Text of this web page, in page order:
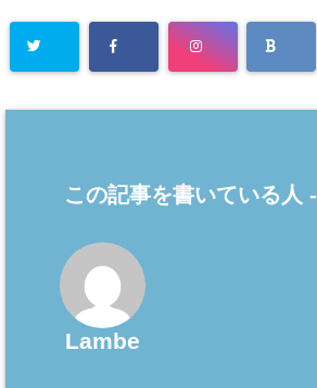
この記事を書いている人 -
Lambe